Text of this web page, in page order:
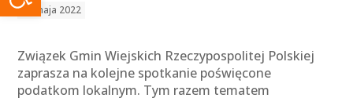
27 maja 2022
Związek Gmin Wiejskich Rzeczypospolitej Polskiej
zaprasza na kolejne spotkanie poświęcone
podatkom lokalnym. Tym razem tematem